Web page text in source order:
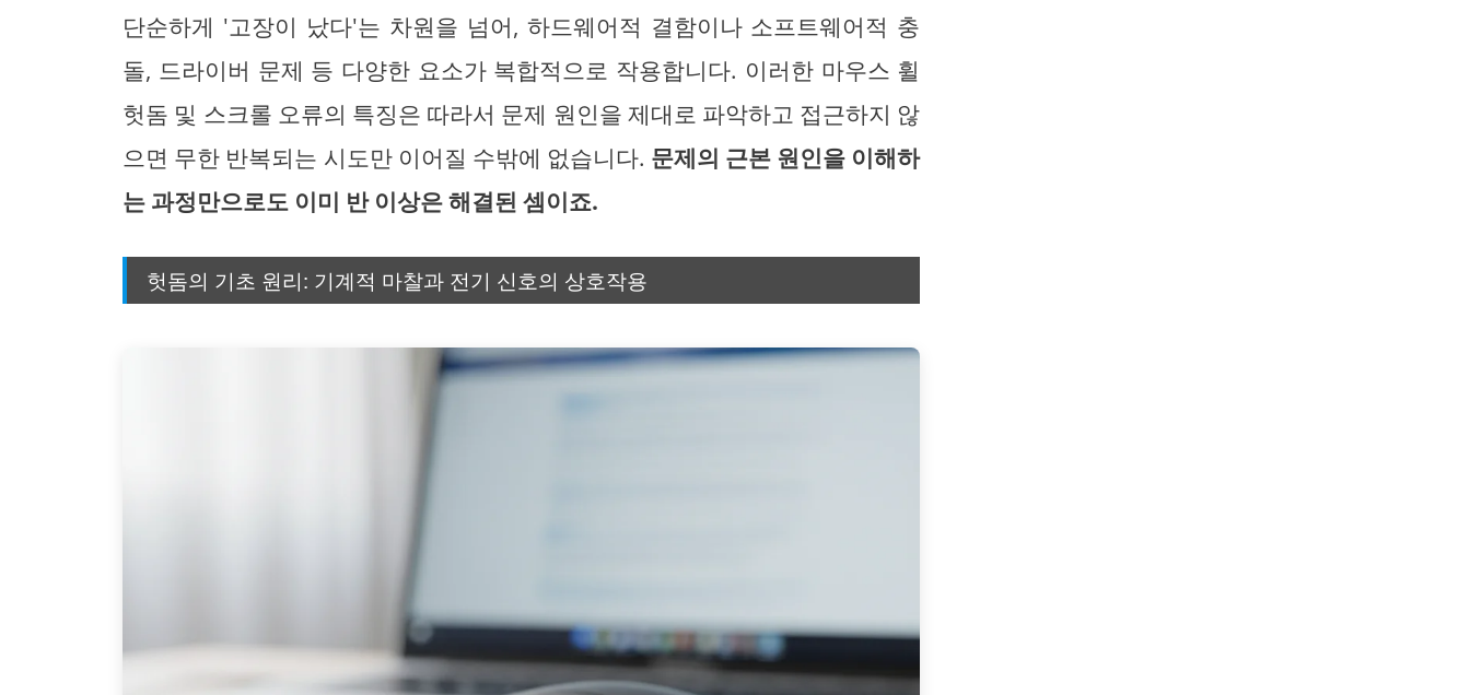
단순하게 '고장이 났다'는 차원을 넘어, 하드웨어적 결함이나 소프트웨어적 충
돌, 드라이버 문제 등 다양한 요소가 복합적으로 작용합니다. 이러한 마우스 휠
헛돔 및 스크롤 오류의 특징은 따라서 문제 원인을 제대로 파악하고 접근하지 않
으면 무한 반복되는 시도만 이어질 수밖에 없습니다. 문제의 근본 원인을 이해하
는 과정만으로도 이미 반 이상은 해결된 셈이죠.
헛돔의 기초 원리: 기계적 마찰과 전기 신호의 상호작용